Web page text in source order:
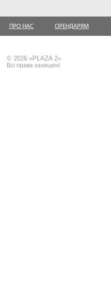
ПРО НАС ОРЕНДАРЯМ
© 2026 «PLAZA 2»
Всі права захищені